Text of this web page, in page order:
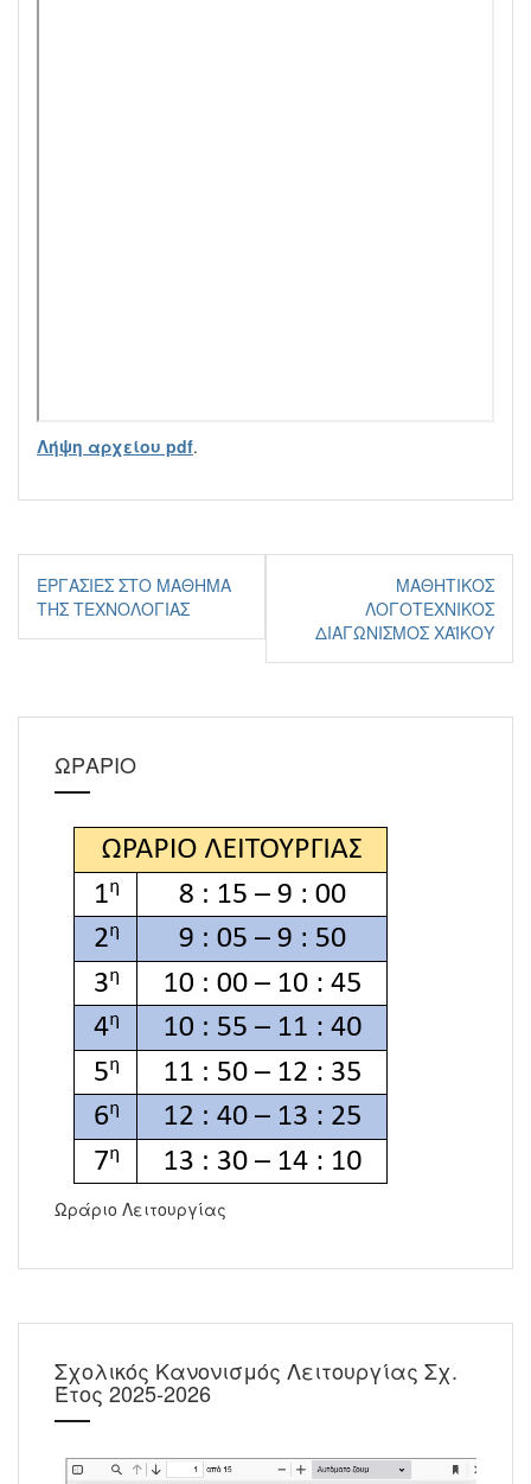
Λήψη αρχείου pdf.
Πλοήγηση
άρθρων
ΕΡΓΑΣΊΕΣ ΣΤΟ ΜΆΘΗΜΑ
ΤΗΣ ΤΕΧΝΟΛΟΓΊΑΣ
ΜΑΘΗΤΙΚΌΣ
ΛΟΓΟΤΕΧΝΙΚΌΣ
ΔΙΑΓΩΝΙΣΜΌΣ ΧΑΪΚΟΎ
ΩΡΑΡΙΟ
Ωράριο Λειτουργίας
Σχολικός Κανονισμός Λειτουργίας Σχ.
Έτος 2025-2026